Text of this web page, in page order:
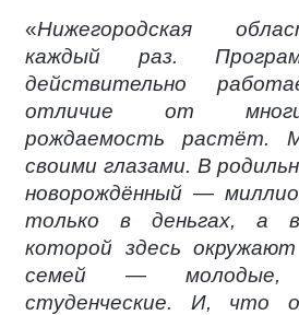
«Нижегородская
каждый раз.
действительно
отличие от
рождаемость растёт.
своими глазами. В
новорождённый —
только в деньгах, а
которой здесь
семей — молодые,
студенческие. И, что